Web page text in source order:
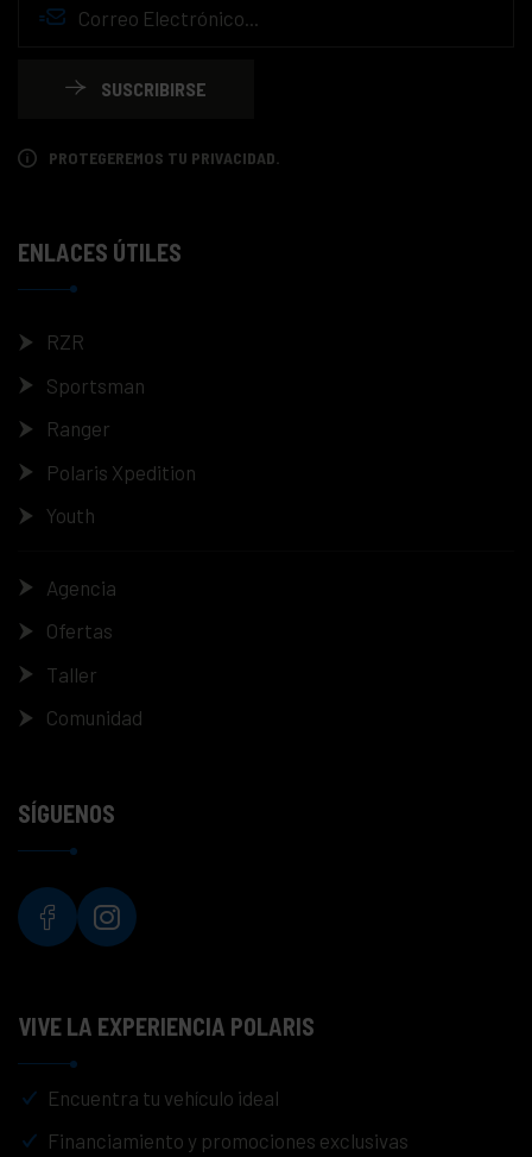
SUSCRIBIRSE
PROTEGEREMOS TU PRIVACIDAD.
ENLACES ÚTILES
RZR
Sportsman
Ranger
Polaris Xpedition
Youth
Agencia
Ofertas
Taller
Comunidad
SÍGUENOS
VIVE LA EXPERIENCIA POLARIS
Encuentra tu vehículo ideal
Financiamiento y promociones exclusivas